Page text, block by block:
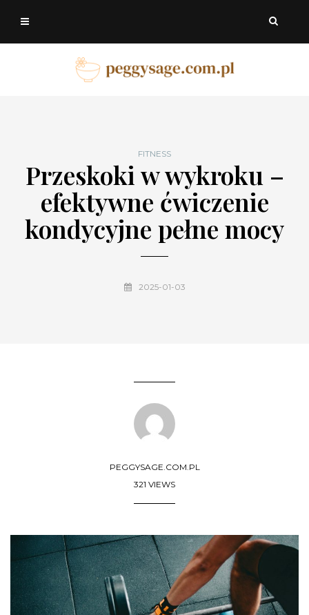
FITNESS
Przeskoki w wykroku –
efektywne ćwiczenie
kondycyjne pełne mocy
2025-01-03
PEGGYSAGE.COM.PL
321 VIEWS